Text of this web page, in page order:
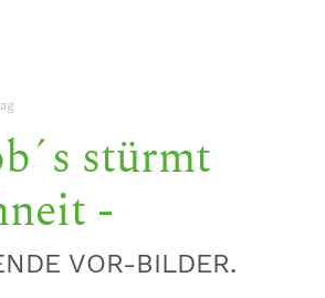
stürmt
-
VOR-BILDER.